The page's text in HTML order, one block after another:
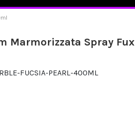
Marmorizzata Spray
FUCSIA-PEARL-400ML